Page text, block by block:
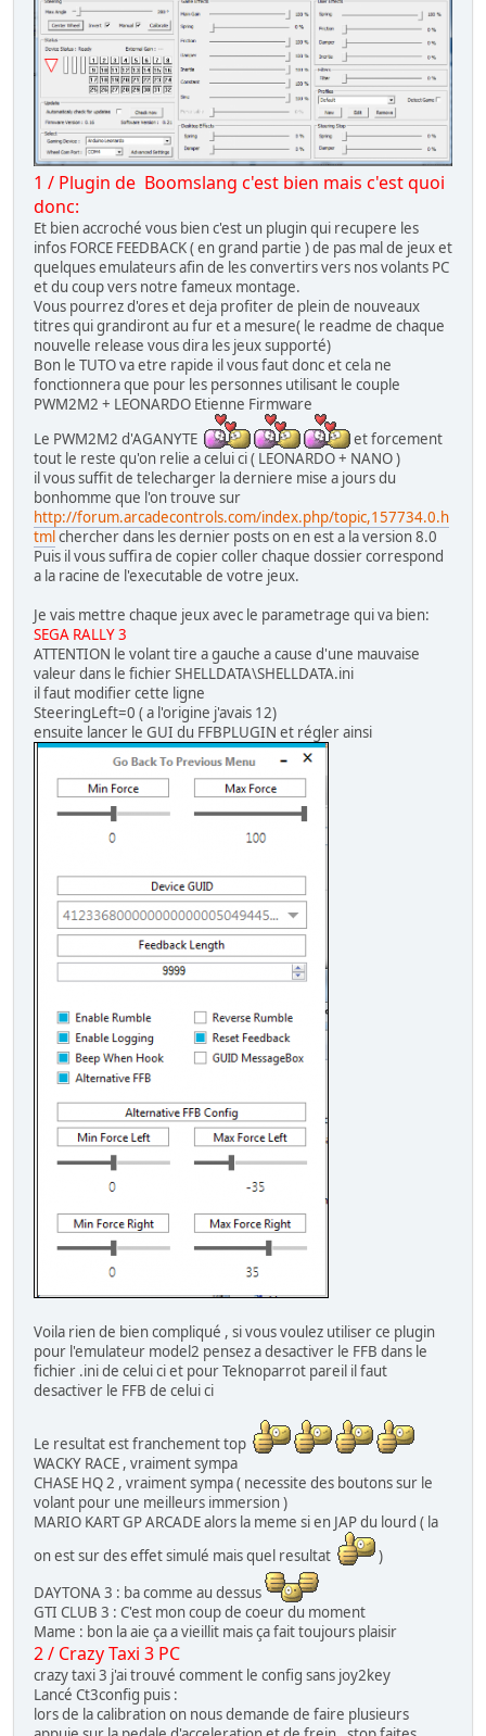
1 / Plugin de Boomslang c'est bien mais c'est quoi
donc:
Et bien accroché vous bien c'est un plugin qui recupere les
infos FORCE FEEDBACK ( en grand partie ) de pas mal de jeux et
quelques emulateurs afin de les convertirs vers nos volants PC
et du coup vers notre fameux montage.
Vous pourrez d'ores et deja profiter de plein de nouveaux
titres qui grandiront au fur et a mesure( le readme de chaque
nouvelle release vous dira les jeux supporté)
Bon le TUTO va etre rapide il vous faut donc et cela ne
fonctionnera que pour les personnes utilisant le couple
PWM2M2 + LEONARDO Etienne Firmware
Le PWM2M2 d'AGANYTE
et forcement
tout le reste qu'on relie a celui ci ( LEONARDO + NANO )
il vous suffit de telecharger la derniere mise a jours du
bonhomme que l'on trouve sur
http://forum.arcadecontrols.com/index.php/topic,157734.0.h
tmlchercher dans les dernier posts on en est a la version 8.0
Puis il vous suffira de copier coller chaque dossier correspond
a la racine de l'executable de votre jeux.
Je vais mettre chaque jeux avec le parametrage qui va bien:
SEGA RALLY 3
ATTENTION le volant tire a gauche a cause d'une mauvaise
valeur dans le fichier SHELLDATA\SHELLDATA.ini
il faut modifier cette ligne
SteeringLeft=0 ( a l'origine j'avais 12)
ensuite lancer le GUI du FFBPLUGIN et régler ainsi
Voila rien de bien compliqué , si vous voulez utiliser ce plugin
pour l'emulateur model2 pensez a desactiver le FFB dans le
fichier .ini de celui ci et pour Teknoparrot pareil il faut
desactiver le FFB de celui ci
Le resultat est franchement top
WACKY RACE , vraiment sympa
CHASE HQ 2 , vraiment sympa ( necessite des boutons sur le
volant pour une meilleurs immersion )
MARIO KART GP ARCADE alors la meme si en JAP du lourd ( la
on est sur des effet simulé mais quel resultat
)
DAYTONA 3 : ba comme au dessus
GTI CLUB 3 : C'est mon coup de coeur du moment
Mame : bon la aie ça a vieillit mais ça fait toujours plaisir
2 / Crazy Taxi 3 PC
crazy taxi 3 j'ai trouvé comment le config sans joy2key
Lancé Ct3config puis :
lors de la calibration on nous demande de faire plusieurs